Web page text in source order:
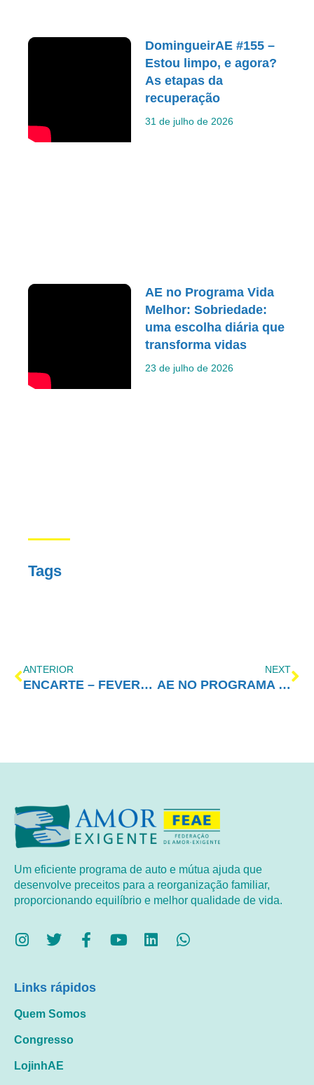
DomingueirAE #155 –
Estou limpo, e agora?
As etapas da
recuperação
31 de julho de 2026
AE no Programa Vida
Melhor: Sobriedade:
uma escolha diária que
transforma vidas
23 de julho de 2026
Tags
ANTERIOR
ENCARTE – FEVEREIRO/2020 – 2° PRINCÍPIO
NEXT
AE NO PROGRAMA VIDA MELHOR – REDEVIDA – 03/02/2020
Um eficiente programa de auto e mútua ajuda que
desenvolve preceitos para a reorganização familiar,
proporcionando equilíbrio e melhor qualidade de vida.
Links rápidos
Quem Somos
Congresso
LojinhAE